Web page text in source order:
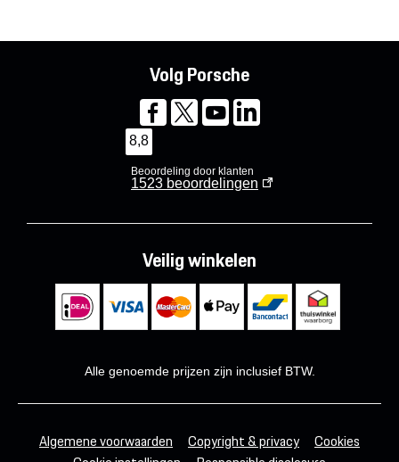
Volg Porsche
8,8
Beoordeling door klanten
1523 beoordelingen
Veilig winkelen
Alle genoemde prijzen zijn inclusief BTW.
Algemene voorwaarden Copyright & privacy
Cookies